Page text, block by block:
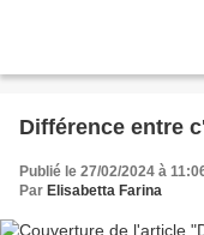
Différence entre
Publié le 27/02/2024 à
Par Elisabetta Farina